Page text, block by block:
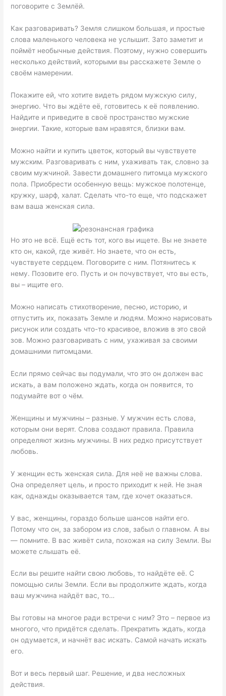
поговорите с Землёй.
Как разговаривать? Земля слишком большая, и простые
слова маленького человека не услышит. Зато заметит и
поймёт необычные действия. Поэтому, нужно совершить
несколько действий, которыми вы расскажете Земле о
своём намерении.
Покажите ей, что хотите видеть рядом мужскую силу,
энергию. Что вы ждёте её, готовитесь к её появлению.
Найдите и приведите в своё пространство мужские
энергии. Такие, которые вам нравятся, близки вам.
Можно найти и купить цветок, который вы чувствуете
мужским. Разговаривать с ним, ухаживать так, словно за
своим мужчиной. Завести домашнего питомца мужского
пола. Приобрести особенную вещь: мужское полотенце,
кружку, шарф, халат. Сделать что-то еще, что подскажет
вам ваша женская сила.
Но это не всё. Ещё есть тот, кого вы ищете. Вы не знаете
кто он, какой, где живёт. Но знаете, что он есть,
чувствуете сердцем. Поговорите с ним. Потянитесь к
нему. Позовите его. Пусть и он почувствует, что вы есть,
вы – ищите его.
Можно написать стихотворение, песню, историю, и
отпустить их, показать Земле и людям. Можно нарисовать
рисунок или создать что-то красивое, вложив в это свой
зов. Можно разговаривать с ним, ухаживая за своими
домашними питомцами.
Если прямо сейчас вы подумали, что это он должен вас
искать, а вам положено ждать, когда он появится, то
подумайте вот о чём.
Женщины и мужчины – разные. У мужчин есть слова,
которым они верят. Слова создают правила. Правила
определяют жизнь мужчины. В них редко присутствует
любовь.
У женщин есть женская сила. Для неё не важны слова.
Она определяет цель, и просто приходит к ней. Не зная
как, однажды оказывается там, где хочет оказаться.
У вас, женщины, гораздо больше шансов найти его.
Потому что он, за забором из слов, забыл о главном. А вы
— помните. В вас живёт сила, похожая на силу Земли. Вы
можете слышать её.
Если вы решите найти свою любовь, то найдёте её. С
помощью силы Земли. Если вы продолжите ждать, когда
ваш мужчина найдёт вас, то…
Вы готовы на многое ради встречи с ним? Это – первое из
многого, что придётся сделать. Прекратить ждать, когда
он одумается, и начнёт вас искать. Самой начать искать
его.
Вот и весь первый шаг. Решение, и два несложных
действия.